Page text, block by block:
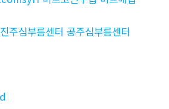
심부름센터 공주심부름센터